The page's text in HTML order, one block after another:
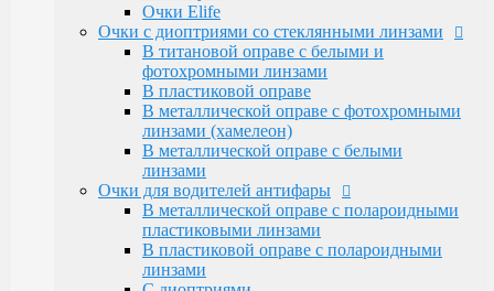
пластиковыми линзами
В пластиковой оправе с полароидными
линзами
С диоптриями
Очки для компьютера
В пластиковой оправе с полимерными
линзами
В металлической оправе
Тренажерные очки
В пластиковой оправе
В металлической оправе
Очки глаукомные
Очки Эксклюзивные Ricardi от 15000
Бренд оправы
Очки Elife
Очки с диоптриями со стеклянными линзами
В титановой оправе с белыми и
фотохромными линзами
В пластиковой оправе
В металлической оправе с фотохромными
линзами (хамелеон)
В металлической оправе с белыми
линзами
Очки для водителей антифары
В металлической оправе с полароидными
пластиковыми линзами
В пластиковой оправе с полароидными
линзами